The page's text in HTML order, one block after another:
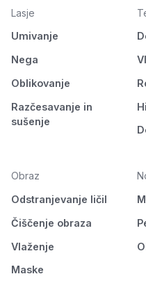
Lasje
Umivanje
Nega
Oblikovanje
Razčesavanje in
sušenje
Obraz
Odstranjevanje ličil
Čiščenje obraza
Vlaženje
Maske